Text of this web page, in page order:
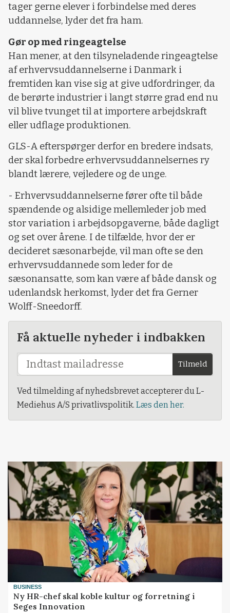
tager gerne elever i forbindelse med deres
uddannelse, lyder det fra ham.
Gør op med ringeagtelse
Han mener, at den tilsyneladende ringeagtelse
af erhvervsuddannelserne i Danmark i
fremtiden kan vise sig at give udfordringer, da
de berørte industrier i langt større grad end nu
vil blive tvunget til at importere arbejdskraft
eller udflage produktionen.
GLS-A efterspørger derfor en bredere indsats,
der skal forbedre erhvervsuddannelsernes ry
blandt lærere, vejledere og de unge.
- Erhvervsuddannelserne fører ofte til både
spændende og alsidige mellemleder job med
stor variation i arbejdsopgaverne, både dagligt
og set over årene. I de tilfælde, hvor der er
decideret sæsonarbejde, vil man ofte se den
erhvervsuddannede som leder for de
sæsonansatte, som kan være af både dansk og
udenlandsk herkomst, lyder det fra Gerner
Wolff-Sneedorff.
Få aktuelle nyheder i indbakken
Tilmeld
Ved tilmelding af nyhedsbrevet accepterer du L-
Mediehus A/S privatlivspolitik. Læs den her.
BUSINESS
Ny HR-chef skal koble kultur og forretning i
Seges Innovation